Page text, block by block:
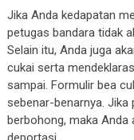
Jika Anda kedapatan
petugas bandara tidak
Selain itu, Anda juga
cukai serta
sampai. Formulir bea
sebenar-benarnya.
berbohong, maka Anda